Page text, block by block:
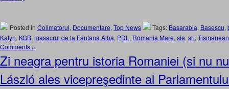
Posted in Colimatorul, Documentare, Top News Tags: Basarabia, Basescu,
Katyn, KGB, masacrul de la Fantana Alba, PDL , Romania Mare, sie, sri,
Comments »
Zi neagra pentru istoria Romaniei (si nu
László ales vicepreşedinte al